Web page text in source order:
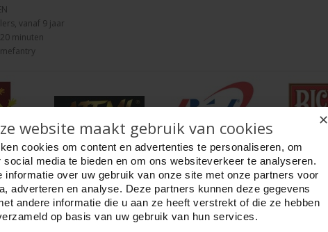
vanaf 9 jaar
minuten
✕
website maakt gebruik van cookies
cookies om content en advertenties te personaliseren, om
social media te bieden en om ons websiteverkeer te analyseren.
informatie over uw gebruik van onze site met onze partners voor
adverteren en analyse. Deze partners kunnen deze gegevens
andere informatie die u aan ze heeft verstrekt of die ze hebben
op basis van uw gebruik van hun services.